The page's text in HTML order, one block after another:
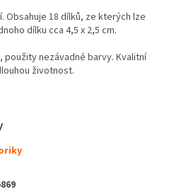
Obsahuje 18 dílků, ze kterých lze
dílku cca 4,5 x 2,5 cm.
nezávadné barvy. Kvalitní
životnost.